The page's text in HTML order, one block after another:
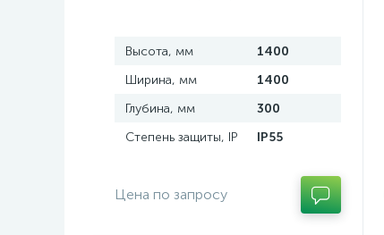
Высота, мм
1400
Ширина, мм
1400
Глубина, мм
300
Степень защиты, IP
IP55
Цена по запросу